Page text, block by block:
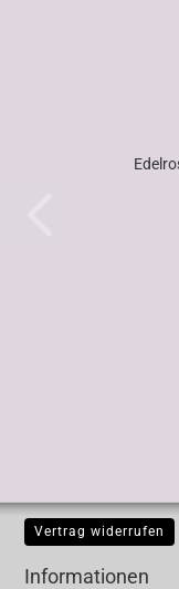
Vertrag widerrufen
Informationen